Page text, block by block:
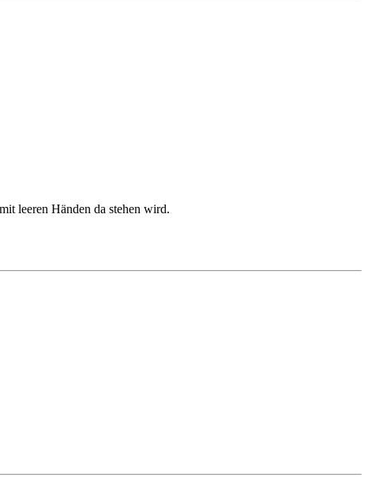
leeren Händen da stehen wird.